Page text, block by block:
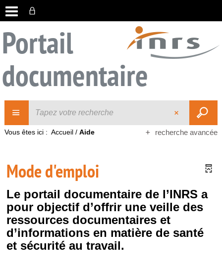
Portail
documentaire
recherche avancée
Vous êtes ici : Accueil / Aide
Mode d'emploi
Le portail documentaire de l’INRS a
pour objectif d’offrir une veille des
ressources documentaires et
d’informations en matière de santé
et sécurité au travail.